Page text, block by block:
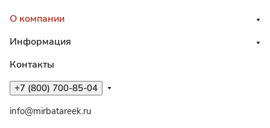
О компании
Информация
Контакты
+7 (800) 700-85-04
info@mirbatareek.ru